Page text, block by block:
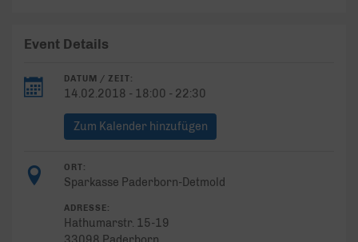
Event Details
DATUM / ZEIT:
14.02.2018 - 18:00 - 22:30
Zum Kalender hinzufügen
ORT:
Sparkasse Paderborn-Detmold
ADRESSE:
Hathumarstr. 15-19